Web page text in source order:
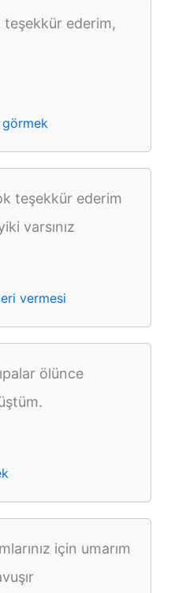
teşekkür ederim,
görmek
teşekkür ederim
varsınız
vermesi
ölünce
için umarım